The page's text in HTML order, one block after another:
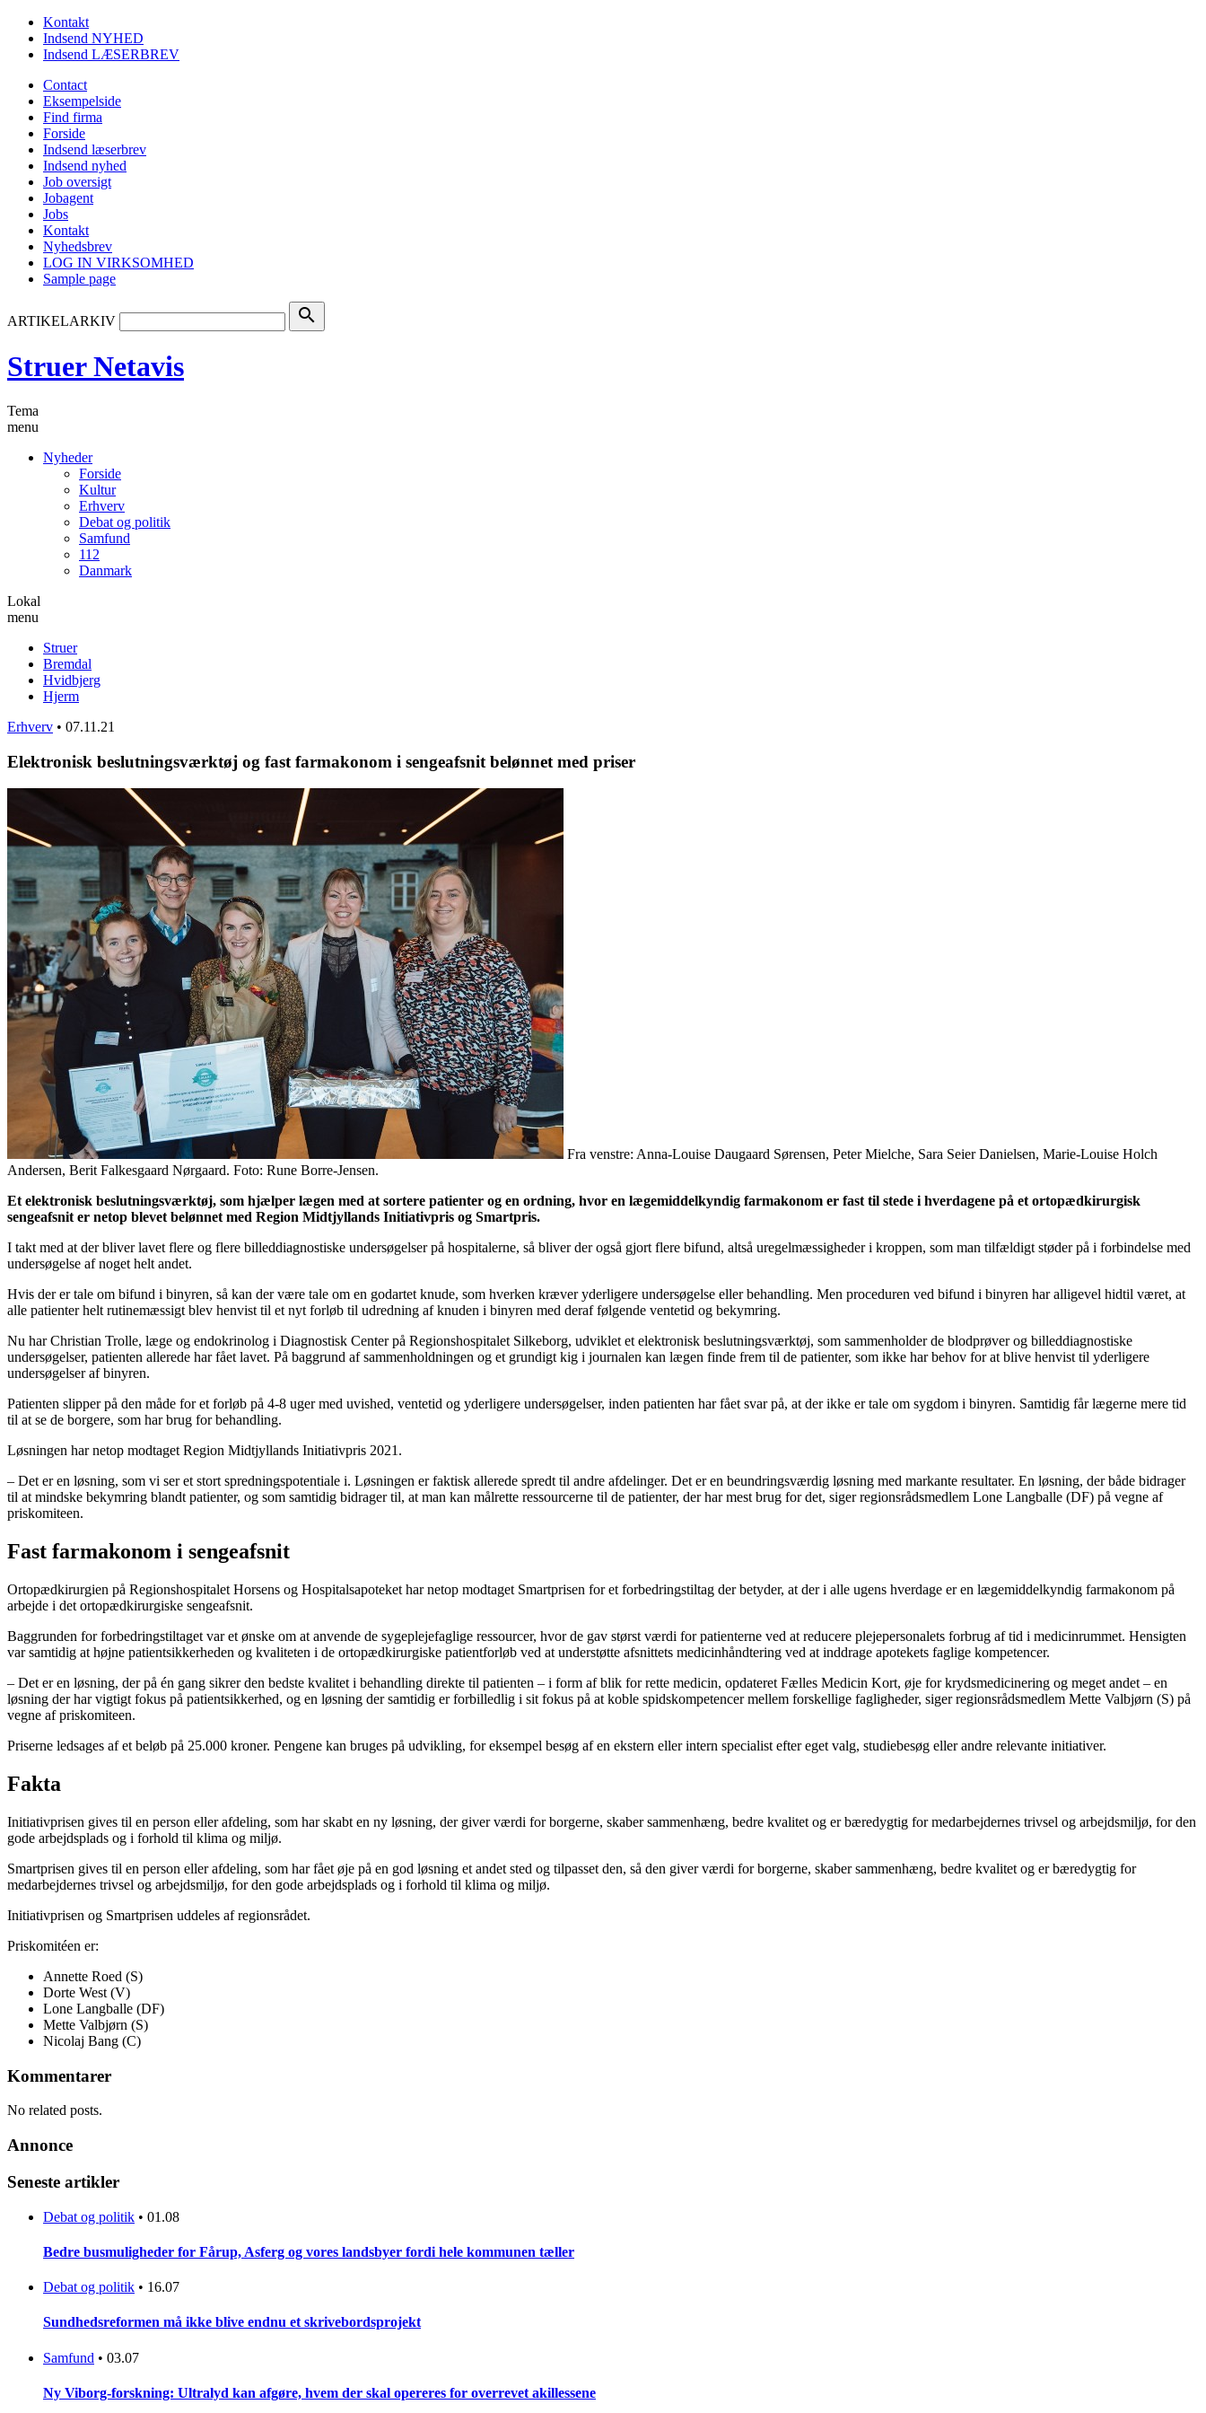
Kontakt
Indsend NYHED
Indsend LÆSERBREV
Contact
Eksempelside
Find firma
Forside
Indsend læserbrev
Indsend nyhed
Job oversigt
Jobagent
Jobs
Kontakt
Nyhedsbrev
LOG IN VIRKSOMHED
Sample page
ARTIKELARKIV search
Struer Netavis
Tema
menu
Nyheder
Forside
Kultur
Erhverv
Debat og politik
Samfund
112
Danmark
Lokal
menu
Struer
Bremdal
Hvidbjerg
Hjerm
Erhverv • 07.11.21
Elektronisk beslutningsværktøj og fast farmakonom i sengeafsnit belønnet med priser
Fra venstre: Anna-Louise Daugaard Sørensen, Peter Mielche, Sara Seier Danielsen, Marie-Louise Holch
Andersen, Berit Falkesgaard Nørgaard. Foto: Rune Borre-Jensen.
Et elektronisk beslutningsværktøj, som hjælper lægen med at sortere patienter og en ordning, hvor en lægemiddelkyndig farmakonom er fast til stede i hverdagene på et ortopædkirurgisk
sengeafsnit er netop blevet belønnet med Region Midtjyllands Initiativpris og Smartpris.
I takt med at der bliver lavet flere og flere billeddiagnostiske undersøgelser på hospitalerne, så bliver der også gjort flere bifund, altså uregelmæssigheder i kroppen, som man tilfældigt støder på i forbindelse med
undersøgelse af noget helt andet.
Hvis der er tale om bifund i binyren, så kan der være tale om en godartet knude, som hverken kræver yderligere undersøgelse eller behandling. Men proceduren ved bifund i binyren har alligevel hidtil været, at
alle patienter helt rutinemæssigt blev henvist til et nyt forløb til udredning af knuden i binyren med deraf følgende ventetid og bekymring.
Nu har Christian Trolle, læge og endokrinolog i Diagnostisk Center på Regionshospitalet Silkeborg, udviklet et elektronisk beslutningsværktøj, som sammenholder de blodprøver og billeddiagnostiske
undersøgelser, patienten allerede har fået lavet. På baggrund af sammenholdningen og et grundigt kig i journalen kan lægen finde frem til de patienter, som ikke har behov for at blive henvist til yderligere
undersøgelser af binyren.
Patienten slipper på den måde for et forløb på 4-8 uger med uvished, ventetid og yderligere undersøgelser, inden patienten har fået svar på, at der ikke er tale om sygdom i binyren. Samtidig får lægerne mere tid
til at se de borgere, som har brug for behandling.
Løsningen har netop modtaget Region Midtjyllands Initiativpris 2021.
– Det er en løsning, som vi ser et stort spredningspotentiale i. Løsningen er faktisk allerede spredt til andre afdelinger. Det er en beundringsværdig løsning med markante resultater. En løsning, der både bidrager
til at mindske bekymring blandt patienter, og som samtidig bidrager til, at man kan målrette ressourcerne til de patienter, der har mest brug for det, siger regionsrådsmedlem Lone Langballe (DF) på vegne af
priskomiteen.
Fast farmakonom i sengeafsnit
Ortopædkirurgien på Regionshospitalet Horsens og Hospitalsapoteket har netop modtaget Smartprisen for et forbedringstiltag der betyder, at der i alle ugens hverdage er en lægemiddelkyndig farmakonom på
arbejde i det ortopædkirurgiske sengeafsnit.
Baggrunden for forbedringstiltaget var et ønske om at anvende de sygeplejefaglige ressourcer, hvor de gav størst værdi for patienterne ved at reducere plejepersonalets forbrug af tid i medicinrummet. Hensigten
var samtidig at højne patientsikkerheden og kvaliteten i de ortopædkirurgiske patientforløb ved at understøtte afsnittets medicinhåndtering ved at inddrage apotekets faglige kompetencer.
– Det er en løsning, der på én gang sikrer den bedste kvalitet i behandling direkte til patienten – i form af blik for rette medicin, opdateret Fælles Medicin Kort, øje for krydsmedicinering og meget andet – en
løsning der har vigtigt fokus på patientsikkerhed, og en løsning der samtidig er forbilledlig i sit fokus på at koble spidskompetencer mellem forskellige fagligheder, siger regionsrådsmedlem Mette Valbjørn (S) på
vegne af priskomiteen.
Priserne ledsages af et beløb på 25.000 kroner. Pengene kan bruges på udvikling, for eksempel besøg af en ekstern eller intern specialist efter eget valg, studiebesøg eller andre relevante initiativer.
Fakta
Initiativprisen gives til en person eller afdeling, som har skabt en ny løsning, der giver værdi for borgerne, skaber sammenhæng, bedre kvalitet og er bæredygtig for medarbejdernes trivsel og arbejdsmiljø, for den
gode arbejdsplads og i forhold til klima og miljø.
Smartprisen gives til en person eller afdeling, som har fået øje på en god løsning et andet sted og tilpasset den, så den giver værdi for borgerne, skaber sammenhæng, bedre kvalitet og er bæredygtig for
medarbejdernes trivsel og arbejdsmiljø, for den gode arbejdsplads og i forhold til klima og miljø.
Initiativprisen og Smartprisen uddeles af regionsrådet.
Priskomitéen er:
Annette Roed (S)
Dorte West (V)
Lone Langballe (DF)
Mette Valbjørn (S)
Nicolaj Bang (C)
Kommentarer
No related posts.
Annonce
Seneste artikler
Debat og politik • 01.08
Bedre busmuligheder for Fårup, Asferg og vores landsbyer fordi hele kommunen tæller
Debat og politik • 16.07
Sundhedsreformen må ikke blive endnu et skrivebordsprojekt
Samfund • 03.07
Ny Viborg-forskning: Ultralyd kan afgøre, hvem der skal opereres for overrevet akillessene